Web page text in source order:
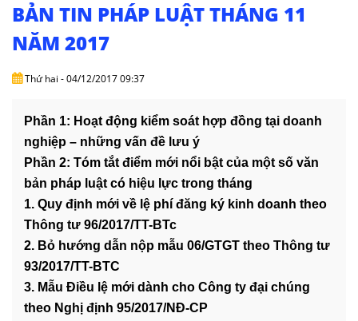
DỊCH
VỤ
VĂN
BẢN
THỦ
TỤC
LIÊN
HỆ
BẢN TIN PHÁP LUẬT THÁNG 11
NĂM 2017
Thứ hai - 04/12/2017 09:37
Phần 1: Hoạt động kiểm soát hợp đồng tại doanh
nghiệp – những vấn đề lưu ý
Phần 2: Tóm tắt điểm mới nổi bật của một số văn
bản pháp luật có hiệu lực trong tháng
1. Quy định mới về lệ phí đăng ký kinh doanh theo
Thông tư 96/2017/TT-BTc
2. Bỏ hướng dẫn nộp mẫu 06/GTGT theo Thông tư
93/2017/TT-BTC
3. Mẫu Điều lệ mới dành cho Công ty đại chúng
theo Nghị định 95/2017/NĐ-CP